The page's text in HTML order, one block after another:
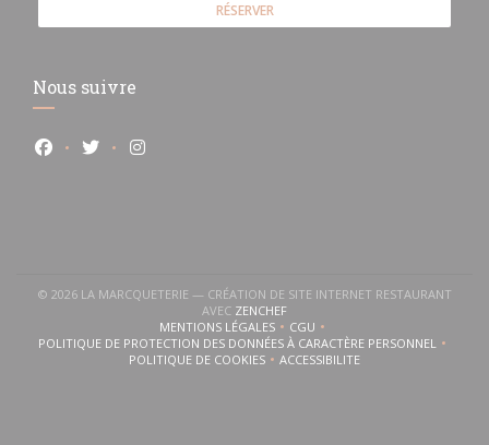
RÉSERVER
Nous suivre
Facebook ((ouvre une nouvelle fenêtre))
Twitter ((ouvre une nouvelle fenêtre))
Instagram ((ouvre une nouvelle fenêtre))
© 2026 LA MARCQUETERIE — CRÉATION DE SITE INTERNET RESTAURANT
AVEC ZENCHEF((OUVRE UNE NOUVELLE FENÊTRE))
MENTIONS LÉGALES((OUVRE UNE NOUVELLE FENÊTRE))
CGU((OUVRE UNE NOUVELLE
POLITIQUE DE PROTECTION DES DONNÉES À CARACTÈRE PERSONNEL
((OUVRE UNE NOUVELLE FENÊTRE))
POLITIQUE DE COOKIES((OUVRE UNE NOUVELLE FENÊTRE))
ACCESSIBILITE((OUVRE UNE NOUVELLE